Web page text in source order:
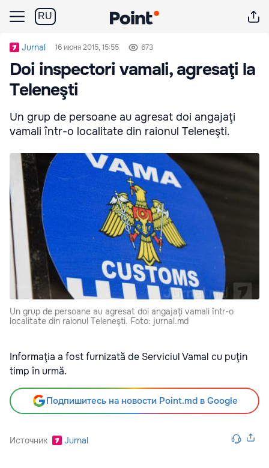
RU
Jurnal 16 июня 2015, 15:55 673
Doi inspectori vamali, agresaţi la
Teleneşti
Un grup de persoane au agresat doi angajaţi
vamali într-o localitate din raionul Teleneşti.
Un grup de persoane au agresat doi angajaţi vamali într-o
localitate din raionul Teleneşti. Foto: jurnal.md
Informaţia a fost furnizată de Serviciul Vamal cu puţin
timp în urmă.
Подпишитесь на новости Point.md в Google
Источник Jurnal